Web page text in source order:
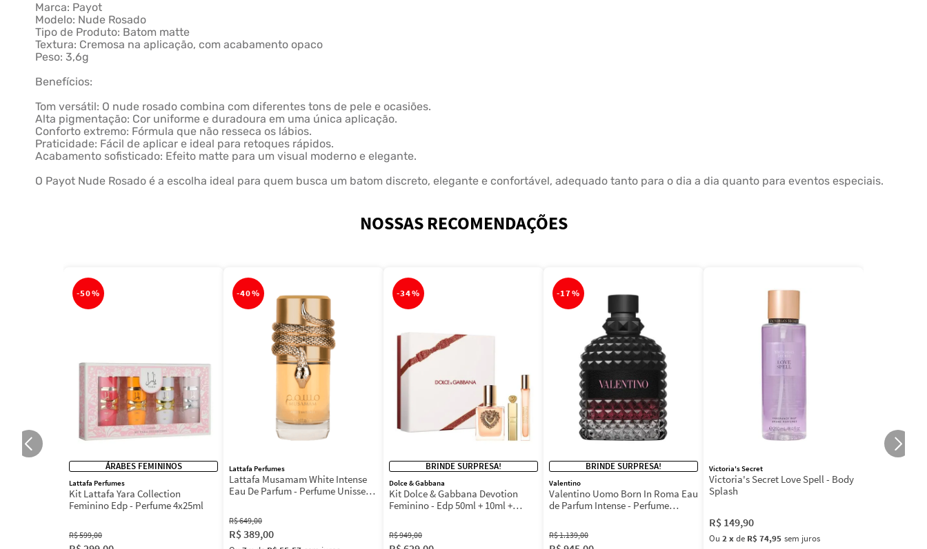
Marca: Payot
Modelo: Nude Rosado
Tipo de Produto: Batom matte
Textura: Cremosa na aplicação, com acabamento opaco
Peso: 3,6g
Benefícios:
Tom versátil: O nude rosado combina com diferentes tons de pele e ocasiões.
Alta pigmentação: Cor uniforme e duradoura em uma única aplicação.
Conforto extremo: Fórmula que não resseca os lábios.
Praticidade: Fácil de aplicar e ideal para retoques rápidos.
Acabamento sofisticado: Efeito matte para um visual moderno e elegante.
O Payot Nude Rosado é a escolha ideal para quem busca um batom discreto, elegante e confortável, adequado tanto para o dia a dia quanto para eventos especiais.
NOSSAS RECOMENDAÇÕES
-50%
ÁRABES FEMININOS
Lattafa Perfumes
Kit Lattafa Yara Collection
Feminino Edp - Perfume 4x25ml
R$599,00
-40%
Lattafa Perfumes
Lattafa Musamam White Intense
Eau De Parfum - Perfume Unissex
R$649,00
R$389,00
-34%
BRINDE SURPRESA!
Dolce & Gabbana
Kit Dolce & Gabbana Devotion
Feminino - Edp 50ml + 10ml +
R$949,00
-17%
BRINDE SURPRESA!
Valentino
Valentino Uomo Born In Roma Eau
de Parfum Intense - Perfume
R$1.139,00
Victoria's Secret
Victoria's Secret Love Spell - Body
Splash
R$ 149,90
Ou 2xde R$ 74,95 sem juros